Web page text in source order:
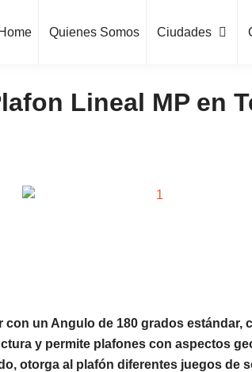
Home Quienes Somos Ciudades
Lineal MP en
un Angulo de 180 grados estándar,
y permite plafones con aspectos
otorga al plafón diferentes juegos de